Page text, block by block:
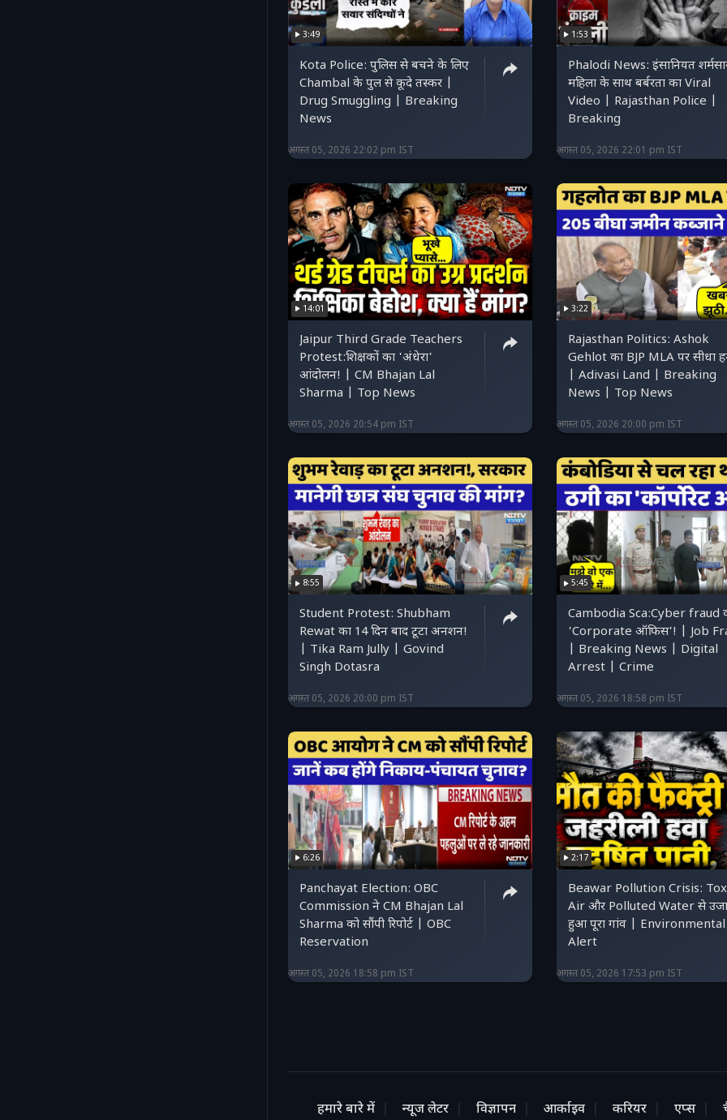
3:49
Kota Police: पुलिस से बचने के लिए
Chambal के पुल से कूदे तस्कर |
Drug Smuggling | Breaking
News
अगस्त 05, 2026 22:02 pm IST
1:53
Phalodi News: इंसानियत
महिला के साथ बर्बरता का Viral
Video | Rajasthan Police |
Breaking
अगस्त 05, 2026 22:01 pm IST
14:01
Jaipur Third Grade Teachers
Protest:शिक्षकों का 'अंधेरा'
आंदोलन! | CM Bhajan Lal
Sharma | Top News
अगस्त 05, 2026 20:54 pm IST
3:22
Rajasthan Politics: Ashok
Gehlot का BJP MLA पर सीधा
| Adivasi Land | Breaking
News | Top News
अगस्त 05, 2026 20:00 pm IST
8:55
Student Protest: Shubham
Rewat का 14 दिन बाद टूटा अनशन!
| Tika Ram Jully | Govind
Singh Dotasra
अगस्त 05, 2026 20:00 pm IST
5:45
Cambodia Sca:Cyber ​​fraud
'Corporate ऑफिस'! | Job
| Breaking News | Digital
Arrest | Crime
अगस्त 05, 2026 18:58 pm IST
6:26
Panchayat Election: OBC
Commission ने CM Bhajan Lal
Sharma को सौंपी रिपोर्ट | OBC
Reservation
अगस्त 05, 2026 18:58 pm IST
2:17
Beawar Pollution Crisis:
Air और Polluted Water से
हुआ पूरा गांव | Environmental
Alert
अगस्त 05, 2026 17:53 pm IST
हमारे बारे में न्यूज लेटर विज्ञापन आर्काइव करियर एप्स